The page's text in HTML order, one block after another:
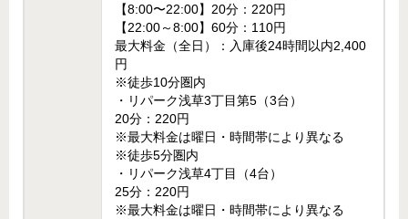
【8:00〜22:00】20分：220円
【22:00～8:00】60分：110円
最大料金（全日）：入庫後24時間以内2,400
円
※徒歩10分圏内
・リパーク浅草3丁目第5（3台）
20分：220円
※最大料金は曜日・時間帯により異なる
※徒歩5分圏内
・リパーク浅草4丁目（4台）
25分：220円
※最大料金は曜日・時間帯により異なる